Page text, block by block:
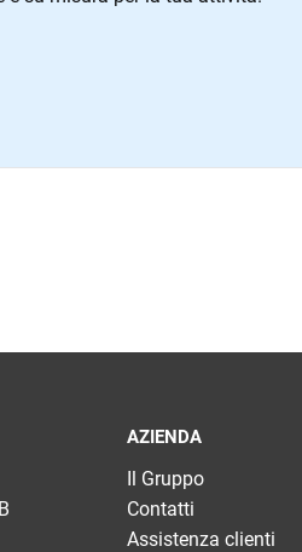
AZIENDA
Il Gruppo
Contatti
Assistenza clienti